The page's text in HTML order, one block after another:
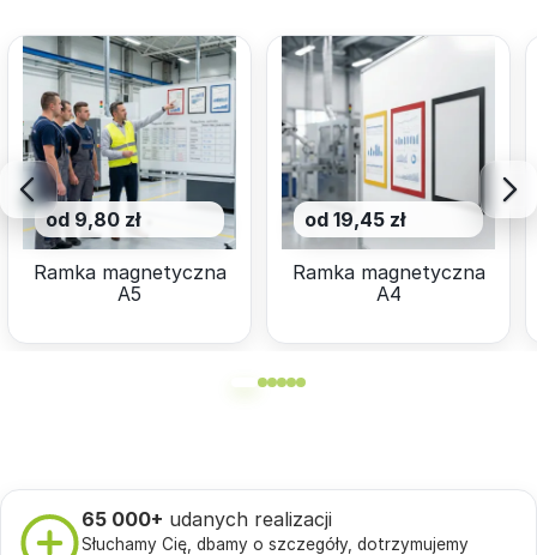
od 9,80 zł
Ramka magnetyczna
A5
od 19,45 zł
Ramka magnetyczna
A4
65 000+ udanych realizacji
Słuchamy Cię, dbamy o szczegóły, dotrzymujemy